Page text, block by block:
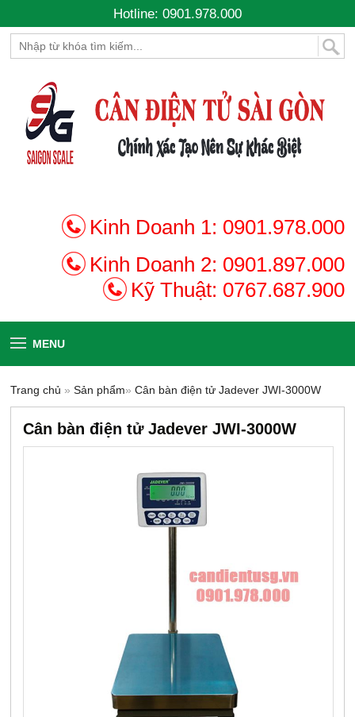
Hotline: 0901.978.000
Kinh Doanh 1: 0901.978.000
Kinh Doanh 2: 0901.897.000
Kỹ Thuật: 0767.687.900
MENU
Trang chủ »Sản phẩm»Cân bàn điện tử Jadever JWI-3000W
Cân bàn điện tử Jadever JWI-3000W